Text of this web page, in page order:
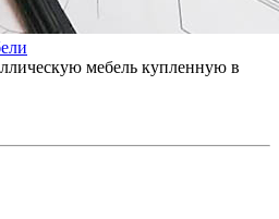
мебель купленную в